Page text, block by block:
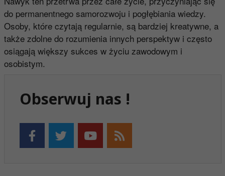
do permanentnego samorozwoju i pogłębiania wiedzy.
Osoby, które czytają regularnie, są bardziej kreatywne, a
także zdolne do rozumienia innych perspektyw i często
osiągają większy sukces w życiu zawodowym i
osobistym.
Obserwuj nas !